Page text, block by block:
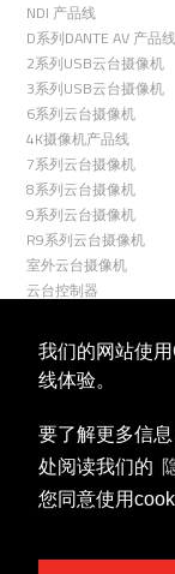
我们的网站使
线体验。
要了解更多信
处阅读我们的
您同意使用
NDI 产品线
D系列DANTE AV 产品线
2系列USB云台摄像机
3系列USB云台摄像机
6系列云台摄像机
4K摄像机产品线
7系列云台摄像机
8系列云台摄像机
9系列云台摄像机
R9系列云台摄像机
室外云台摄像机
云台控制器
关联